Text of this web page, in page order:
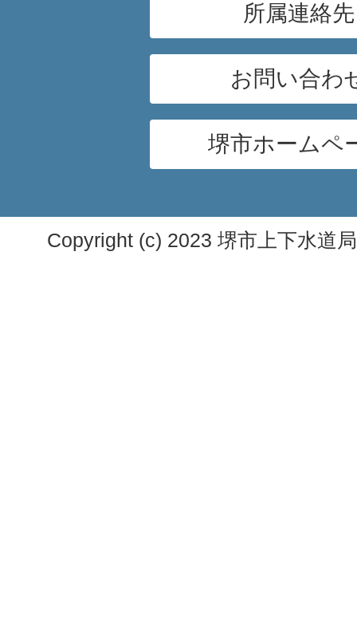
所属連絡先
お問い合わ
堺市ホームペ
Copyright (c) 2023 堺市上下水道